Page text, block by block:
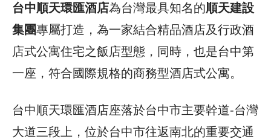
台中順天環匯酒店為台灣最具知名的順天建設
集團專屬打造，為一家結合精品酒店及行政酒
店式公寓住宅之飯店型態，同時，也是台中第
一座，符合國際規格的商務型酒店式公寓。
台中順天環匯酒店座落於台中市主要幹道-台灣
大道三段上，位於台中市往返南北的重要交通